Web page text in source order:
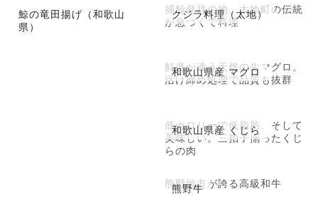
鯨の竜田揚げ（和歌山
県）
クジラ料理（太地）
捕鯨発祥の地、太地町の伝統
が息づくで料理
和歌山県産 マグロ
鮮度が違う天然の生マグロ。
活け締め処理で品質も抜群
和歌山県産 くじら
低カロリーで低脂肪、そして
美味しい。三拍子揃ったくじ
らの肉
熊野牛
熊野地方が誇る高級和牛